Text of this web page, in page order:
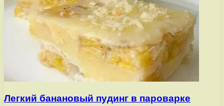
Легкий банановый пудинг в пароварке